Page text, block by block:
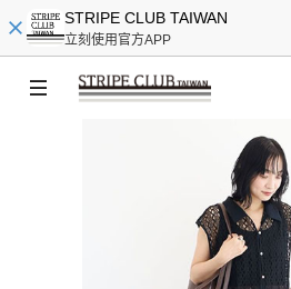
STRIPE CLUB TAIWAN
立刻使用官方APP